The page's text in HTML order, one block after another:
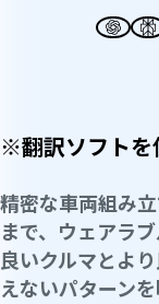
※翻訳ソフトを
精密な車両組み
まで、ウェアラ
良いクルマとよ
えないパターン